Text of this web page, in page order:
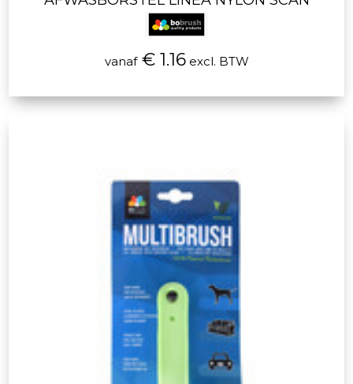
vanaf€ 1.16excl. BTW